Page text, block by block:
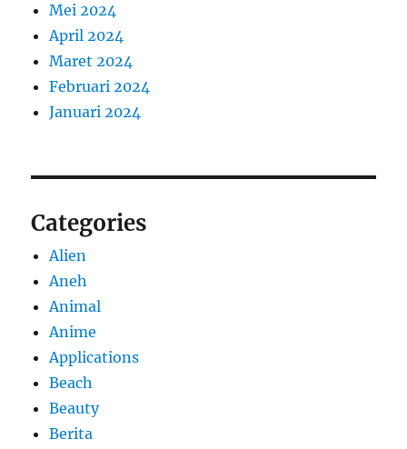
Mei 2024
April 2024
Maret 2024
Februari 2024
Januari 2024
Categories
Alien
Aneh
Animal
Anime
Applications
Beach
Beauty
Berita